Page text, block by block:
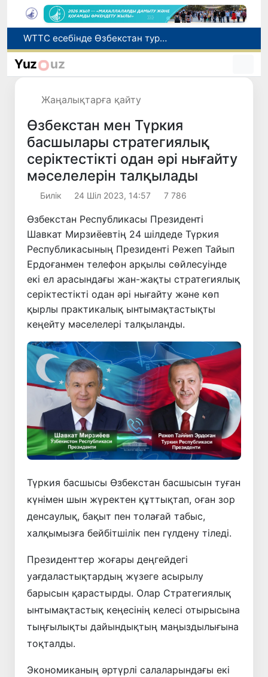
Мүмкіндігі шектеулі талапкерлерге қабылдау емтихандарында қосымша уақыт беріледі
Беларусьтен Өзбекстанға екінші тікелей жүк пойызы жөнелтілді
Yuz uz
Жаңалықтарға қайту
Өзбекстан мен Түркия
басшылары стратегиялық
серіктестікті одан әрі нығайту
мәселелерін талқылады
Билік 24 Шіл 2023, 14:57 7 786
Өзбекстан Республикасы Президенті
Шавкат Мирзиёевтің 24 шілдеде Түркия
Республикасының Президенті Режеп Тайып
Ердоғанмен телефон арқылы сөйлесуінде
екі ел арасындағы жан-жақты стратегиялық
серіктестікті одан әрі нығайту және көп
қырлы практикалық ынтымақтастықты
кеңейту мәселелері талқыланды.
Түркия басшысы Өзбекстан басшысын туған
күнімен шын жүректен құттықтап, оған зор
денсаулық, бақыт пен толағай табыс,
халқымызға бейбітшілік пен гүлдену тіледі.
Президенттер жоғары деңгейдегі
уағдаластықтардың жүзеге асырылу
барысын қарастырды. Олар Стратегиялық
ынтымақтастық кеңесінің келесі отырысына
тыңғылықты дайындықтың маңыздылығына
тоқталды.
Экономиканың әртүрлі салаларындағы екі